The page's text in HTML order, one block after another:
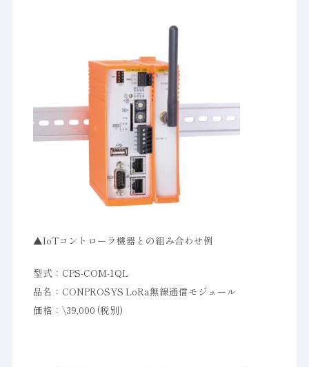
▲IoTコントローラ機器との組み合わせ例
型式：CPS-COM-1QL
品名：CONPROSYS LoRa無線通信モジュール
価格：\39,000 (税別)